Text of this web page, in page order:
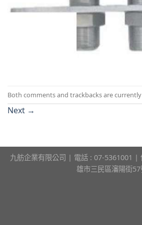
Both comments and trackbacks are
Next →
九舫企業有限公司 | 電話 : 07-5361001
雄市三民區瀋陽街